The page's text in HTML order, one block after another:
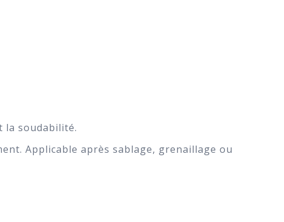
la soudabilité.
Applicable après sablage, grenaillage ou